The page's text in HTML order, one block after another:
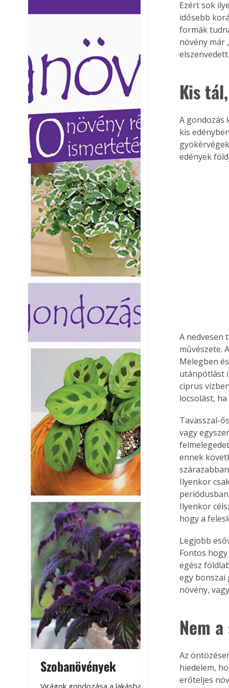
Ezermester
Laptapir kényelmes
mert: – t
Szobanövények
Virágoskert:
teraszon,
Ezért sok
idősebb
formák
növény már
Kis
A gondozás
kis
edények
A nedvesen
művészete.
Melegben
utánpótlást
ciprus
locsolást,
Tavasszal-
vagy
ennek
Ilyenkor
Ilyenkor
hogy a
Legjobb
Fontos
egész
egy bonszai
növény,
Nem
Az
hiedelem,
erőteljes